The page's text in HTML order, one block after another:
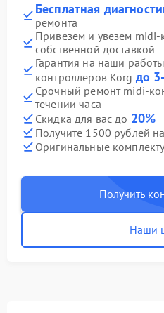
Бесплатная
ремонта
Привезем и увезем midi-
собственной доставкой
Гарантия на наши
контроллеров Korg до
Срочный ремонт midi-
течении часа
Скидка для вас до 20%
Получите 1500 рублей
Оригинальные
Получить
Наши